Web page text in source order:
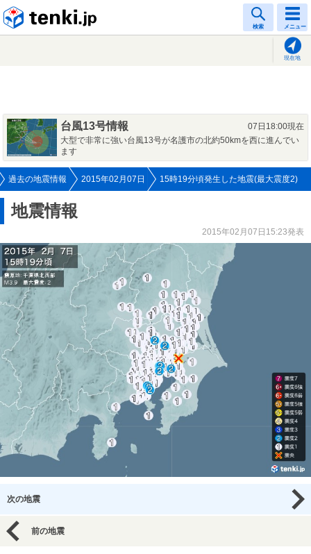
検索 メニュー
現在地
台風13号情報
07日18:00現在
大型で非常に強い台風13号が名護市の北約50kmを西に進んでい
ます
過去の地震情報 2015年02月07日 15時19分頃発生した地震(最大震度2)
地震情報
2015年02月07日15:23発表
次の地震
前の地震